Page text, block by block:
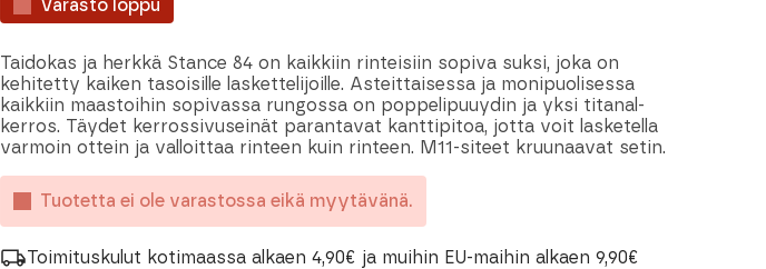
Varasto loppu
Taidokas ja herkkä Stance 84 on kaikkiin rinteisiin sopiva suksi, joka on
kehitetty kaiken tasoisille laskettelijoille. Asteittaisessa ja monipuolisessa
kaikkiin maastoihin sopivassa rungossa on poppelipuuydin ja yksi titanal-
kerros. Täydet kerrossivuseinät parantavat kanttipitoa, jotta voit lasketella
varmoin ottein ja valloittaa rinteen kuin rinteen. M11-siteet kruunaavat setin.
Tuotetta ei ole varastossa eikä myytävänä.
Toimituskulut kotimaassa alkaen 4,90€ ja muihin EU-maihin alkaen 9,90€